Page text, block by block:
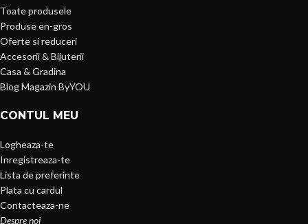
Toate produsele
Produse en-gros
Oferte si reduceri
Accesorii & Bijuterii
Casa & Gradina
Blog Magazin ByYOU
CONTUL MEU
Logheaza-te
Inregistreaza-te
Lista de preferinte
Plata cu cardul
Contacteaza-ne
Despre noi